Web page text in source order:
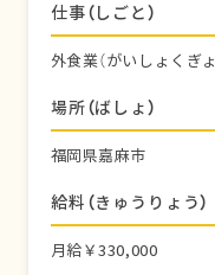
仕事（しごと）
外食業（がいしょくぎょ
場所（ばしょ）
福岡県嘉麻市
給料（きゅうりょう）
月給￥330,000